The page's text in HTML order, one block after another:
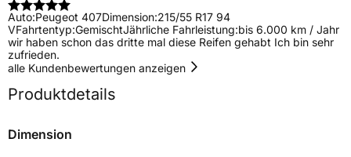
Auto:Peugeot 407Dimension:215/55 R17 94
VFahrtentyp:GemischtJährliche Fahrleistung:bis 6.000 km / Jahr
wir haben schon das dritte mal diese Reifen gehabt Ich bin sehr
zufrieden.
alle Kundenbewertungen anzeigen
Produktdetails
Dimension